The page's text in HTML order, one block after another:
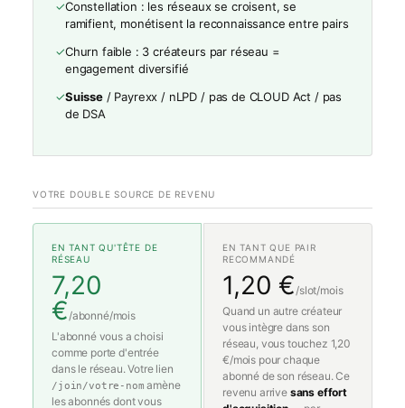
✓Constellation : les réseaux se croisent, se
ramifient, monétisent la reconnaissance entre pairs
✓Churn faible : 3 créateurs par réseau =
engagement diversifié
✓Suisse/ Payrexx / nLPD / pas de CLOUD Act / pas
de DSA
VOTRE DOUBLE SOURCE DE REVENU
EN TANT QU'TÊTE DE
RÉSEAU
7,20
€/abonné/mois
L'abonné vous a choisi
comme porte d'entrée
dans le réseau. Votre lien
/join/votre-nom amène
les abonnés dont vous
EN TANT QUE PAIR
RECOMMANDÉ
1,20 €/slot/mois
Quand un autre créateur
vous intègre dans son
réseau, vous touchez 1,20
€/mois pour chaque
abonné de son réseau. Ce
revenu arrive sans effort